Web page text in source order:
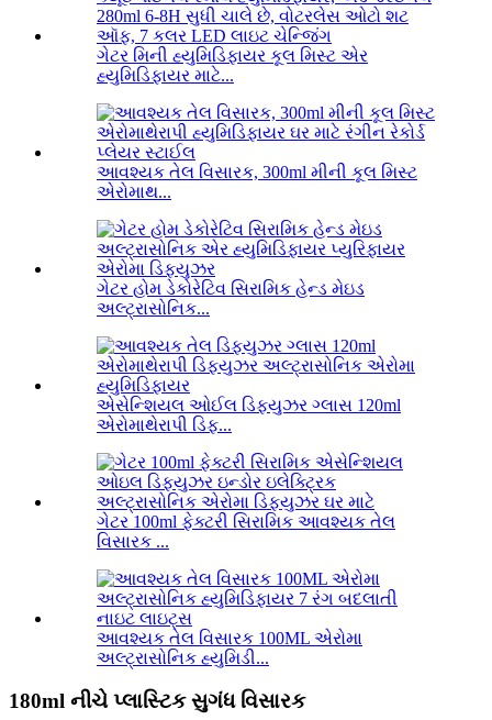
ગેટર મિની હ્યુમિડિફાયર કૂલ મિસ્ટ એર
હ્યુમિડિફાયર માટે...
આવશ્યક તેલ વિસારક, 300ml મીની કૂલ મિસ્ટ
એરોમાથ...
ગેટર હોમ ડેકોરેટિવ સિરામિક હેન્ડ મેઇડ
અલ્ટ્રાસોનિક...
એસેન્શિયલ ઓઈલ ડિફ્યુઝર ગ્લાસ 120ml
એરોમાથેરાપી ડિફ...
ગેટર 100ml ફેક્ટરી સિરામિક આવશ્યક તેલ
વિસારક ...
આવશ્યક તેલ વિસારક 100ML એરોમા
અલ્ટ્રાસોનિક હ્યુમિડી...
180ml નીચે પ્લાસ્ટિક સુગંધ વિસારક